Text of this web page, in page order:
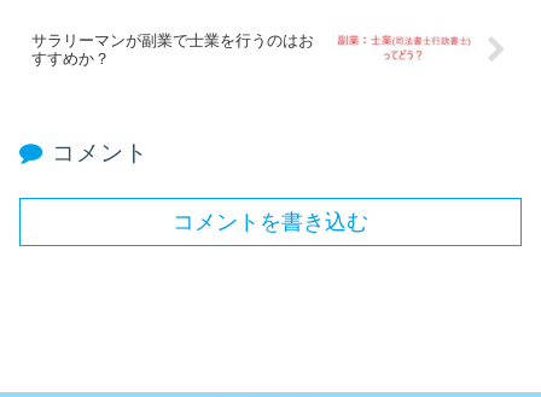
サラリーマンが副業で士業を行うのはお
すすめか？
コメント
コメントを書き込む